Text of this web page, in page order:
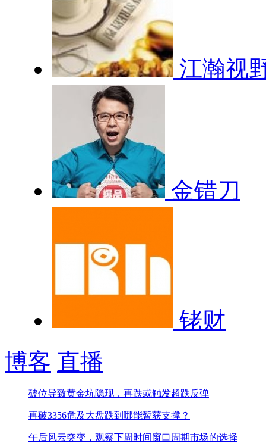
江瀚视
金错刀
铑财
博客 直播
破位导致黄金坑隐现，再跌或触发超跌反弹
再破3356危及大盘跌到哪能暂获支撑？
午后风云突变，观察下周时间窗口周期市场的选择